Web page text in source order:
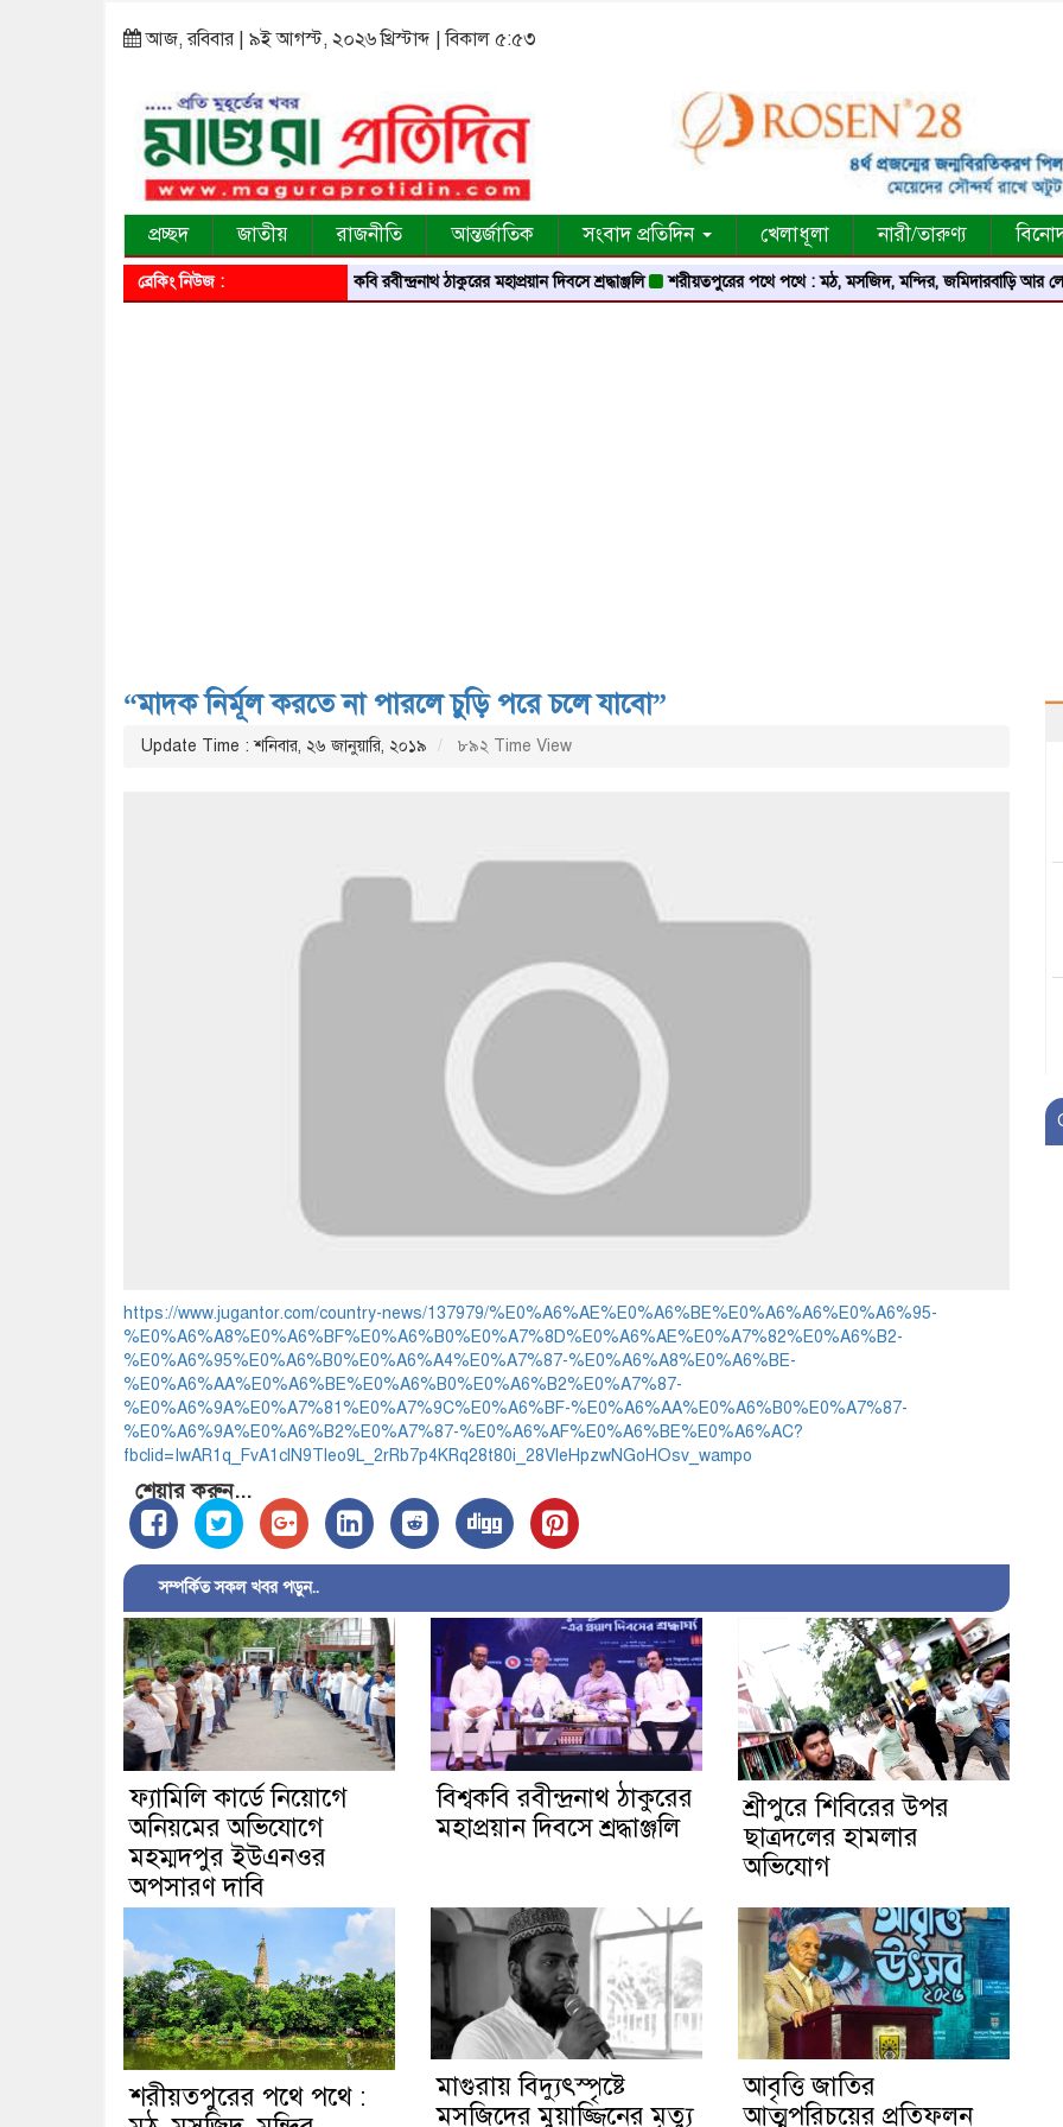
আজ, রবিবার | ৯ই আগস্ট, ২০২৬ খ্রিস্টাব্দ | বিকাল ৫:৫৩
প্রচ্ছদ জাতীয় রাজনীতি আন্তর্জাতিক সংবাদ প্রতিদিন খেলাধূলা নারী/তারুণ্য
ব্রেকিং নিউজ : বিশ্বকবি রবীন্দ্রনাথ ঠাকুরের মহাপ্রয়ান দিবসে শ্রদ্ধাঞ্জলি শরীয়তপুরের পথে পথে : মঠ, মসজিদ, মন্দির, জমিদারবাড়ি আর
“মাদক নির্মূল করতে না পারলে চুড়ি পরে চলে যাবো”
Update Time : শনিবার, ২৬ জানুয়ারি, ২০১৯ ৮৯২ Time View
https://www.jugantor.com/country-news/137979/%E0%A6%AE%E0%A6%BE%E0%A6%A6%E0%A6%95-
%E0%A6%A8%E0%A6%BF%E0%A6%B0%E0%A7%8D%E0%A6%AE%E0%A7%82%E0%A6%B2-
%E0%A6%95%E0%A6%B0%E0%A6%A4%E0%A7%87-%E0%A6%A8%E0%A6%BE-
%E0%A6%AA%E0%A6%BE%E0%A6%B0%E0%A6%B2%E0%A7%87-
%E0%A6%9A%E0%A7%81%E0%A7%9C%E0%A6%BF-%E0%A6%AA%E0%A6%B0%E0%A7%87-
%E0%A6%9A%E0%A6%B2%E0%A7%87-%E0%A6%AF%E0%A6%BE%E0%A6%AC?
fbclid=IwAR1q_FvA1clN9Tleo9L_2rRb7p4KRq28t80i_28VleHpzwNGoHOsv_wampo
শেয়ার করুন...
সম্পর্কিত সকল খবর পড়ুন..
ফ্যামিলি কার্ডে নিয়োগে
অনিয়মের অভিযোগে
মহম্মদপুর ইউএনওর
অপসারণ দাবি
বিশ্বকবি রবীন্দ্রনাথ ঠাকুরের
মহাপ্রয়ান দিবসে শ্রদ্ধাঞ্জলি
শ্রীপুরে শিবিরের উপর
ছাত্রদলের হামলার
অভিযোগ
শরীয়তপুরের পথে পথে :
মাগুরায় বিদ্যুৎস্পৃষ্টে
মসজিদের মুয়াজ্জিনের মৃত্যু
আবৃত্তি জাতির
আত্মপরিচয়ের প্রতিফলন